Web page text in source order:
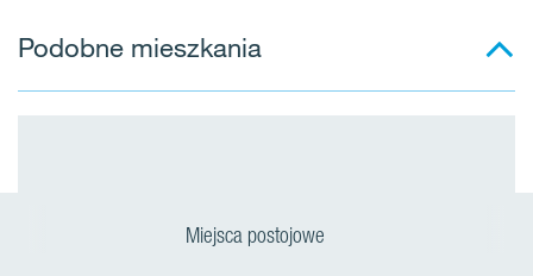
Podobne mieszkania
Miejsca postojowe